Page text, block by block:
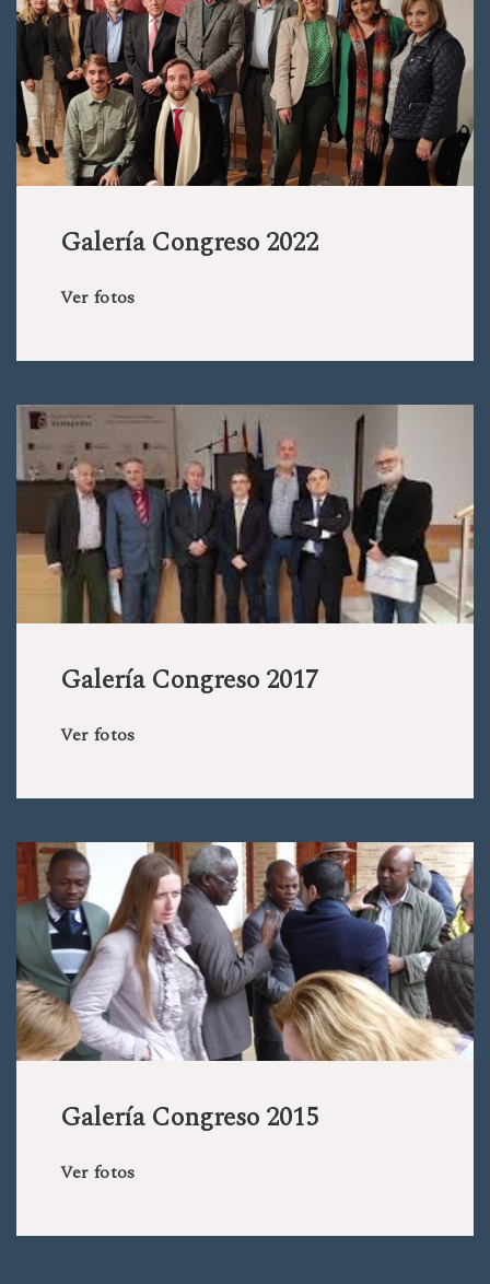
Galería Congreso 2022
Ver fotos
Galería Congreso 2017
Ver fotos
Galería Congreso 2015
Ver fotos